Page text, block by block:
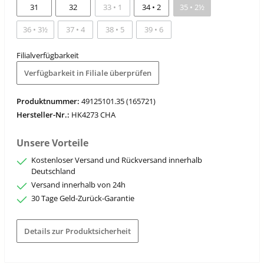
31
32 33 • 1 34 • 2 35 • 2½
36 • 3½ 37 • 4 38 • 5 39 • 6
Filialverfügbarkeit
Verfügbarkeit in Filiale überprüfen
Produktnummer: 49125101.35 (165721)
Hersteller-Nr.: HK4273 CHA
Unsere Vorteile
Kostenloser Versand und Rückversand innerhalb
Deutschland
Versand innerhalb von 24h
30 Tage Geld-Zurück-Garantie
Details zur Produktsicherheit